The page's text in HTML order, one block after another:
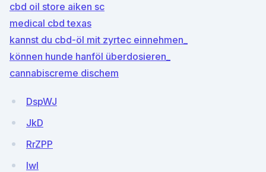
cbd oil store aiken sc
medical cbd texas
kannst du cbd-öl mit zyrtec einnehmen_
können hunde hanföl überdosieren_
cannabiscreme dischem
DspWJ
JkD
RrZPP
lwl